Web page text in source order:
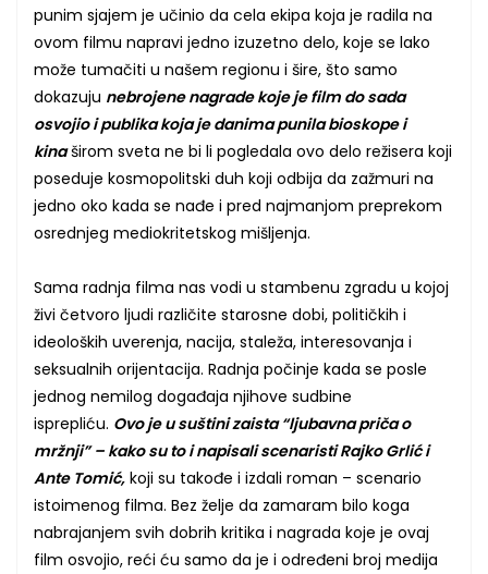
punim sjajem je učinio da cela ekipa koja je radila na
ovom filmu napravi jedno izuzetno delo, koje se lako
može tumačiti u našem regionu i šire, što samo
dokazuju nebrojene nagrade koje je film do sada
osvojio i publika koja je danima punila bioskope i
kinaširom sveta ne bi li pogledala ovo delo režisera koji
poseduje kosmopolitski duh koji odbija da zažmuri na
jedno oko kada se nađe i pred najmanjom preprekom
osrednjeg mediokritetskog mišljenja.
Sama radnja filma nas vodi u stambenu zgradu u kojoj
živi četvoro ljudi različite starosne dobi, političkih i
ideoloških uverenja, nacija, staleža, interesovanja i
seksualnih orijentacija. Radnja počinje kada se posle
jednog nemilog događaja njihove sudbine
isprepliću. Ovo je u suštini zaista “ljubavna priča o
mržnji” – kako su to i napisali scenaristi Rajko Grlić i
Ante Tomić, koji su takođe i izdali roman – scenario
istoimenog filma. Bez želje da zamaram bilo koga
nabrajanjem svih dobrih kritika i nagrada koje je ovaj
film osvojio, reći ću samo da je i određeni broj medija